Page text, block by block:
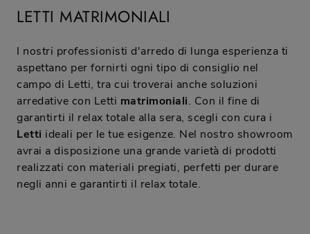
LETTI MATRIMONIALI
I nostri professionisti d'arredo di lunga esperienza ti
aspettano per fornirti ogni tipo di consiglio nel
campo di Letti, tra cui troverai anche soluzioni
arredative con Letti matrimoniali. Con il fine di
garantirti il relax totale alla sera, scegli con cura i
Letti ideali per le tue esigenze. Nel nostro showroom
avrai a disposizione una grande varietà di prodotti
realizzati con materiali pregiati, perfetti per durare
negli anni e garantirti il relax totale.